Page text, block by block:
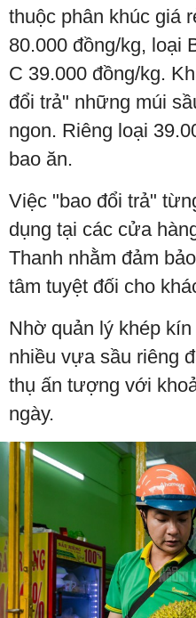
thuộc phân khúc giá
80.000 đồng/kg, loại
C 39.000 đồng/kg.
đổi trả" những múi
ngon. Riêng loại
bao ăn.
Việc "bao đổi trả"
dụng tại các cửa
Thanh nhằm đảm
tâm tuyệt đối cho
Nhờ quản lý khép
nhiều vựa sầu riêng
thụ ấn tượng với
ngày.